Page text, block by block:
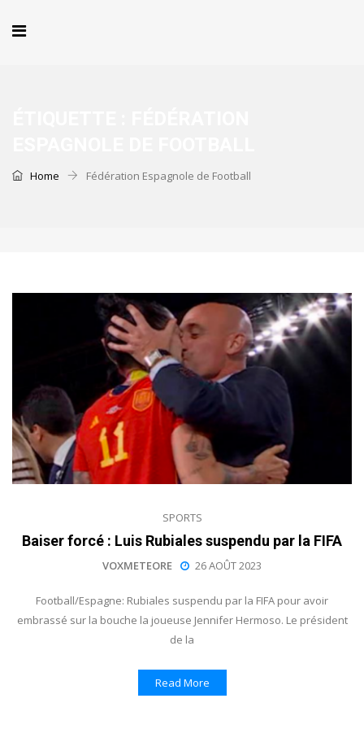
Home Fédération Espagnole de Football
SPORTS
Baiser forcé : Luis Rubiales suspendu par la FIFA
VOXMETEORE 26 AOÛT 2023
Football/Espagne: Rubiales suspendu par la FIFA pour avoir
embrassé sur la bouche la joueuse Jennifer Hermoso. Le président
de la
Read More